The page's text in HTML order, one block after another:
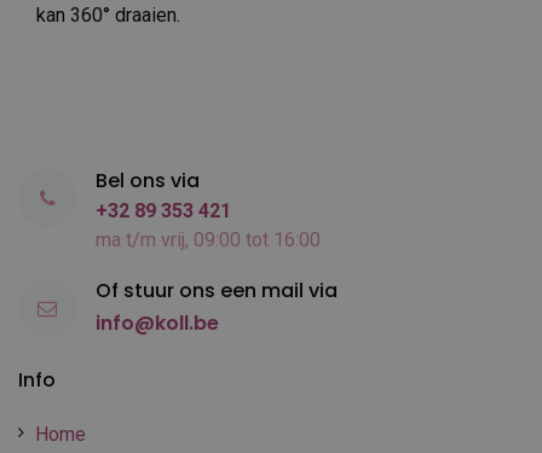
kan 360° draaien.
Info
Home
Bel ons via
+32 89 353 421
ma t/m vrij, 09:00 tot 16:00
Of stuur ons een mail via
info@koll.be